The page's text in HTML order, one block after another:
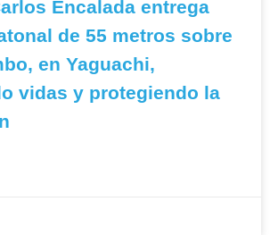
Encalada entrega
de 55 metros sobre
en Yaguachi,
vidas y protegiendo la